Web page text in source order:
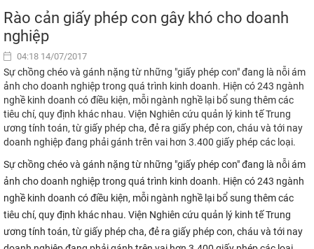
Rào cản giấy phép con gây khó cho doanh
nghiệp
04:18 14/07/2017
Sự chồng chéo và gánh nặng từ những "giấy phép con" đang là nỗi ám
ảnh cho doanh nghiệp trong quá trình kinh doanh. Hiện có 243 ngành
nghề kinh doanh có điều kiện, mỗi ngành nghề lại bổ sung thêm các
tiêu chí, quy định khác nhau. Viện Nghiên cứu quản lý kinh tế Trung
ương tính toán, từ giấy phép cha, đẻ ra giấy phép con, cháu và tới nay
doanh nghiệp đang phải gánh trên vai hơn 3.400 giấy phép các loại.
Sự chồng chéo và gánh nặng từ những "giấy phép con" đang là nỗi ám
ảnh cho doanh nghiệp trong quá trình kinh doanh. Hiện có 243 ngành
nghề kinh doanh có điều kiện, mỗi ngành nghề lại bổ sung thêm các
tiêu chí, quy định khác nhau. Viện Nghiên cứu quản lý kinh tế Trung
ương tính toán, từ giấy phép cha, đẻ ra giấy phép con, cháu và tới nay